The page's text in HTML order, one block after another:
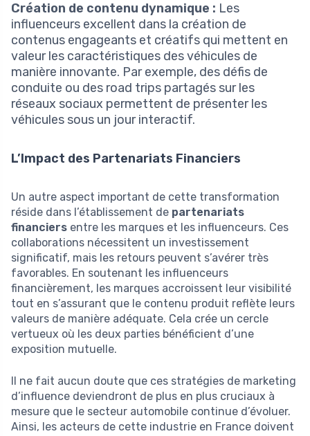
Création de contenu dynamique : Les
influenceurs excellent dans la création de
contenus engageants et créatifs qui mettent en
valeur les caractéristiques des véhicules de
manière innovante. Par exemple, des défis de
conduite ou des road trips partagés sur les
réseaux sociaux permettent de présenter les
véhicules sous un jour interactif.
L’Impact des Partenariats Financiers
Un autre aspect important de cette transformation
réside dans l’établissement de partenariats
financiers entre les marques et les influenceurs. Ces
collaborations nécessitent un investissement
significatif, mais les retours peuvent s’avérer très
favorables. En soutenant les influenceurs
financièrement, les marques accroissent leur visibilité
tout en s’assurant que le contenu produit reflète leurs
valeurs de manière adéquate. Cela crée un cercle
vertueux où les deux parties bénéficient d’une
exposition mutuelle.
Il ne fait aucun doute que ces stratégies de marketing
d’influence deviendront de plus en plus cruciaux à
mesure que le secteur automobile continue d’évoluer.
Ainsi, les acteurs de cette industrie en France doivent